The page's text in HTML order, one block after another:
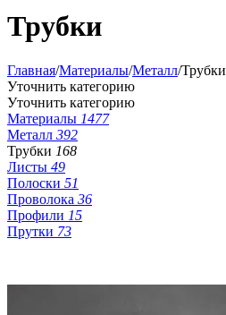
Трубки
Главная/Материалы/Металл/Трубки
Уточнить категорию
Уточнить категорию
Материалы 1477
Металл 392
Трубки 168
Листы 49
Полоски 51
Проволока 36
Профили 15
Прутки 73